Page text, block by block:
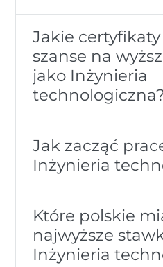
Jakie
szanse na
jako Inżynieria
Jak zacząć
Inżynieria
Które polskie
najwyższe
Inżynieria